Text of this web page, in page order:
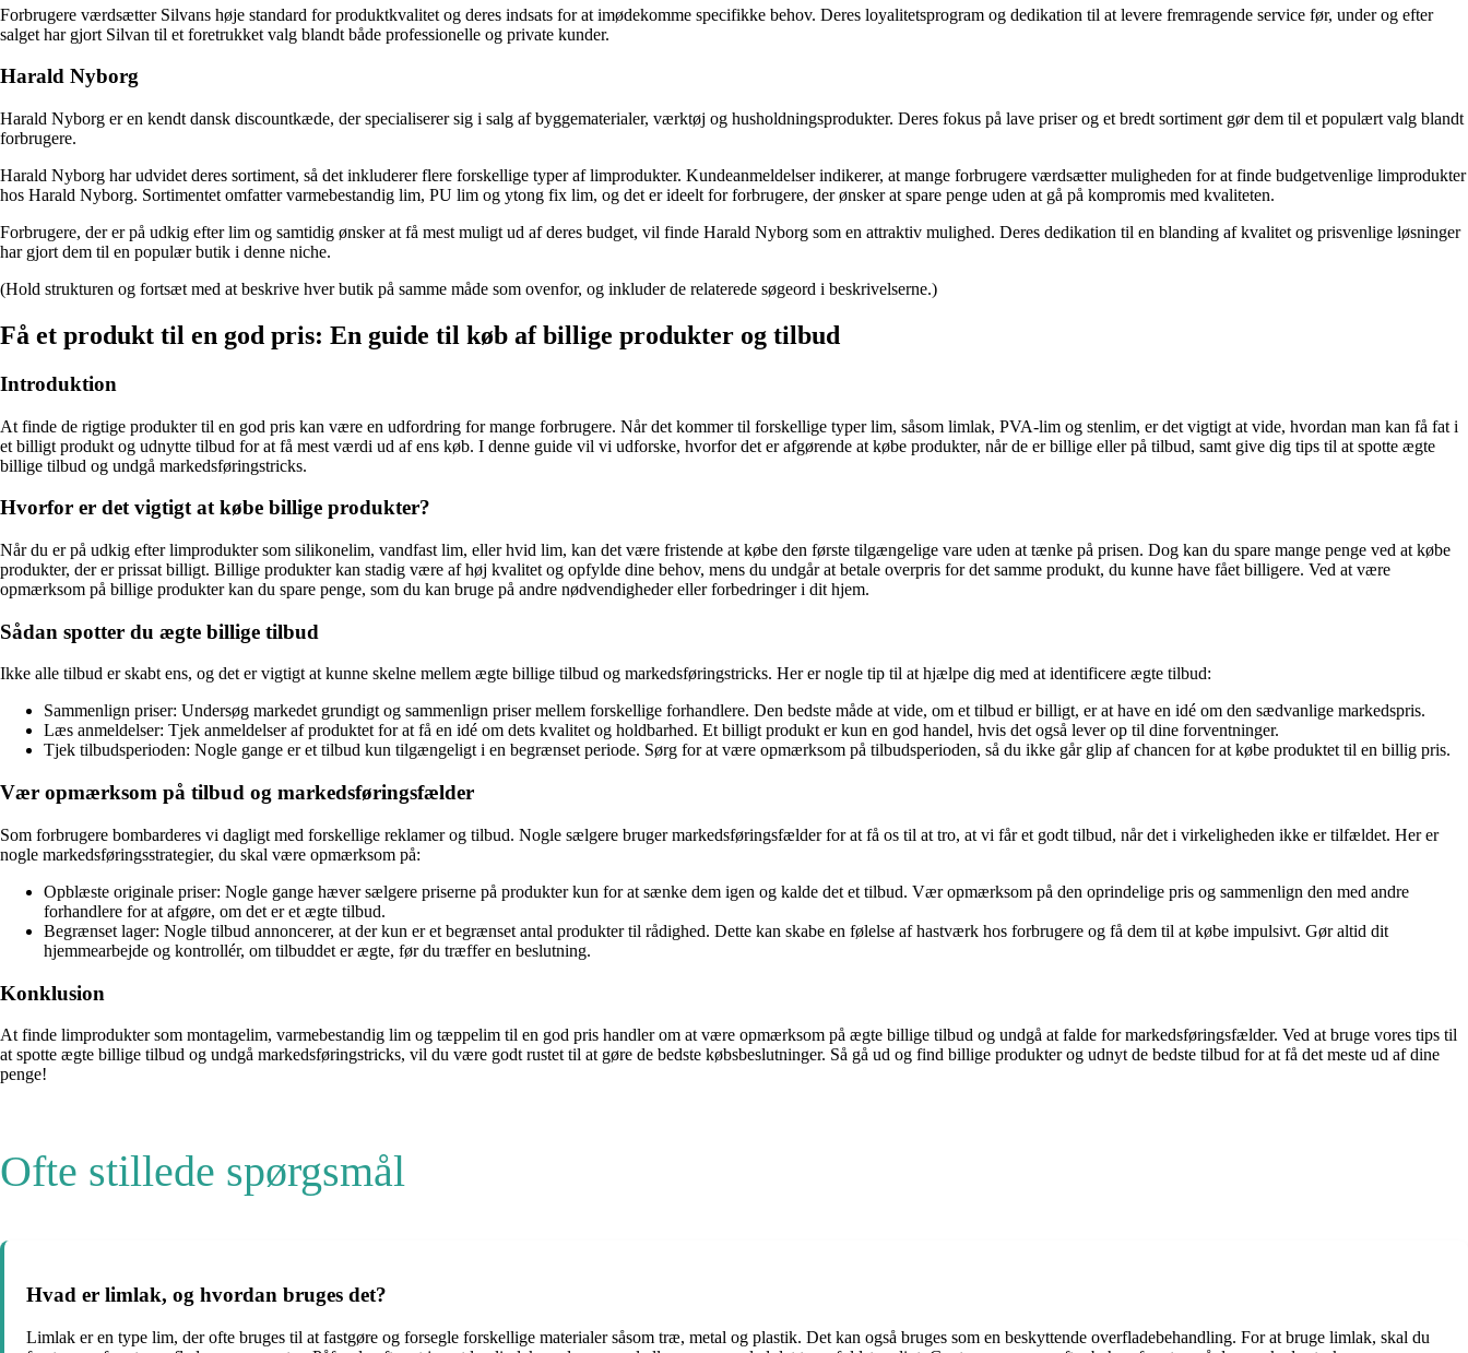
Forbrugere værdsætter Silvans høje standard for produktkvalitet og deres indsats for at imødekomme specifikke behov. Deres loyalitetsprogram og dedikation til at levere fremragende service før, under og efter
salget har gjort Silvan til et foretrukket valg blandt både professionelle og private kunder.
Harald Nyborg
Harald Nyborg er en kendt dansk discountkæde, der specialiserer sig i salg af byggematerialer, værktøj og husholdningsprodukter. Deres fokus på lave priser og et bredt sortiment gør dem til et populært valg blandt
forbrugere.
Harald Nyborg har udvidet deres sortiment, så det inkluderer flere forskellige typer af limprodukter. Kundeanmeldelser indikerer, at mange forbrugere værdsætter muligheden for at finde budgetvenlige limprodukter
hos Harald Nyborg. Sortimentet omfatter varmebestandig lim, PU lim og ytong fix lim, og det er ideelt for forbrugere, der ønsker at spare penge uden at gå på kompromis med kvaliteten.
Forbrugere, der er på udkig efter lim og samtidig ønsker at få mest muligt ud af deres budget, vil finde Harald Nyborg som en attraktiv mulighed. Deres dedikation til en blanding af kvalitet og prisvenlige løsninger
har gjort dem til en populær butik i denne niche.
(Hold strukturen og fortsæt med at beskrive hver butik på samme måde som ovenfor, og inkluder de relaterede søgeord i beskrivelserne.)
Få et produkt til en god pris: En guide til køb af billige produkter og tilbud
Introduktion
At finde de rigtige produkter til en god pris kan være en udfordring for mange forbrugere. Når det kommer til forskellige typer lim, såsom limlak, PVA-lim og stenlim, er det vigtigt at vide, hvordan man kan få fat i
et billigt produkt og udnytte tilbud for at få mest værdi ud af ens køb. I denne guide vil vi udforske, hvorfor det er afgørende at købe produkter, når de er billige eller på tilbud, samt give dig tips til at spotte ægte
billige tilbud og undgå markedsføringstricks.
Hvorfor er det vigtigt at købe billige produkter?
Når du er på udkig efter limprodukter som silikonelim, vandfast lim, eller hvid lim, kan det være fristende at købe den første tilgængelige vare uden at tænke på prisen. Dog kan du spare mange penge ved at købe
produkter, der er prissat billigt. Billige produkter kan stadig være af høj kvalitet og opfylde dine behov, mens du undgår at betale overpris for det samme produkt, du kunne have fået billigere. Ved at være
opmærksom på billige produkter kan du spare penge, som du kan bruge på andre nødvendigheder eller forbedringer i dit hjem.
Sådan spotter du ægte billige tilbud
Ikke alle tilbud er skabt ens, og det er vigtigt at kunne skelne mellem ægte billige tilbud og markedsføringstricks. Her er nogle tip til at hjælpe dig med at identificere ægte tilbud:
Sammenlign priser: Undersøg markedet grundigt og sammenlign priser mellem forskellige forhandlere. Den bedste måde at vide, om et tilbud er billigt, er at have en idé om den sædvanlige markedspris.
Læs anmeldelser: Tjek anmeldelser af produktet for at få en idé om dets kvalitet og holdbarhed. Et billigt produkt er kun en god handel, hvis det også lever op til dine forventninger.
Tjek tilbudsperioden: Nogle gange er et tilbud kun tilgængeligt i en begrænset periode. Sørg for at være opmærksom på tilbudsperioden, så du ikke går glip af chancen for at købe produktet til en billig pris.
Vær opmærksom på tilbud og markedsføringsfælder
Som forbrugere bombarderes vi dagligt med forskellige reklamer og tilbud. Nogle sælgere bruger markedsføringsfælder for at få os til at tro, at vi får et godt tilbud, når det i virkeligheden ikke er tilfældet. Her er
nogle markedsføringsstrategier, du skal være opmærksom på:
Opblæste originale priser: Nogle gange hæver sælgere priserne på produkter kun for at sænke dem igen og kalde det et tilbud. Vær opmærksom på den oprindelige pris og sammenlign den med andre
forhandlere for at afgøre, om det er et ægte tilbud.
Begrænset lager: Nogle tilbud annoncerer, at der kun er et begrænset antal produkter til rådighed. Dette kan skabe en følelse af hastværk hos forbrugere og få dem til at købe impulsivt. Gør altid dit
hjemmearbejde og kontrollér, om tilbuddet er ægte, før du træffer en beslutning.
Konklusion
At finde limprodukter som montagelim, varmebestandig lim og tæppelim til en god pris handler om at være opmærksom på ægte billige tilbud og undgå at falde for markedsføringsfælder. Ved at bruge vores tips til
at spotte ægte billige tilbud og undgå markedsføringstricks, vil du være godt rustet til at gøre de bedste købsbeslutninger. Så gå ud og find billige produkter og udnyt de bedste tilbud for at få det meste ud af dine
penge!
Ofte stillede spørgsmål
Hvad er limlak, og hvordan bruges det?
Limlak er en type lim, der ofte bruges til at fastgøre og forsegle forskellige materialer såsom træ, metal og plastik. Det kan også bruges som en beskyttende overfladebehandling. For at bruge limlak, skal du